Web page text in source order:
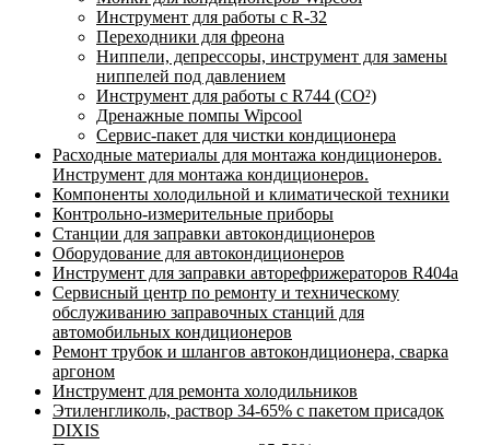
Инструмент для работы с R-32
Переходники для фреона
Ниппели, депрессоры, инструмент для замены
ниппелей под давлением
Инструмент для работы с R744 (CO²)
Дренажные помпы Wipcool
Сервис-пакет для чистки кондиционера
Расходные материалы для монтажа кондиционеров.
Инструмент для монтажа кондиционеров.
Компоненты холодильной и климатической техники
Контрольно-измерительные приборы
Станции для заправки автокондиционеров
Оборудование для автокондиционеров
Инструмент для заправки авторефрижераторов R404a
Сервисный центр по ремонту и техническому
обслуживанию заправочных станций для
автомобильных кондиционеров
Ремонт трубок и шлангов автокондиционера, сварка
аргоном
Инструмент для ремонта холодильников
Этиленгликоль, раствор 34-65% с пакетом присадок
DIXIS